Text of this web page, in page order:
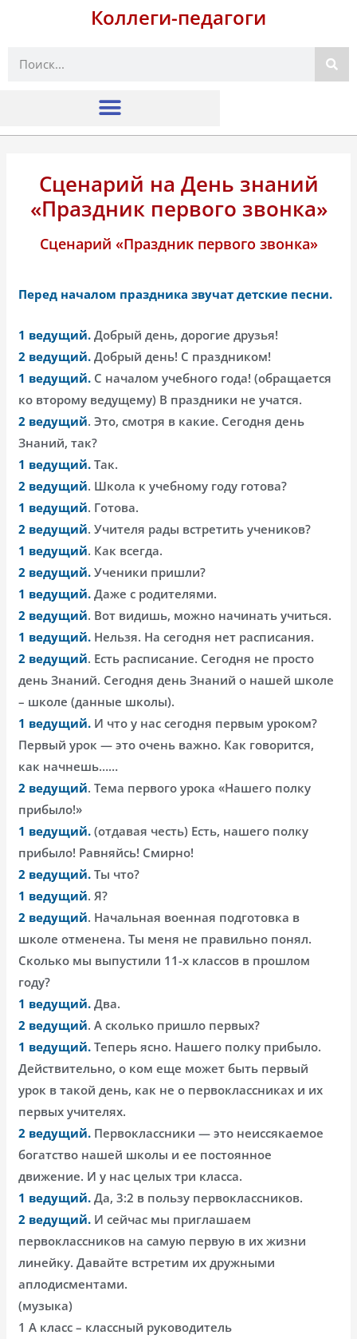
Коллеги-педагоги
Поиск
Сценарий на День знаний
«Праздник первого звонка»
Сценарий «Праздник первого звонка»
Перед началом праздника звучат детские песни.
1 ведущий. Добрый день, дорогие друзья!
2 ведущий. Добрый день! С праздником!
1 ведущий. С началом учебного года! (обращается
ко второму ведущему) В праздники не учатся.
2 ведущий. Это, смотря в какие. Сегодня день
Знаний, так?
1 ведущий. Так.
2 ведущий. Школа к учебному году готова?
1 ведущий. Готова.
2 ведущий. Учителя рады встретить учеников?
1 ведущий. Как всегда.
2 ведущий. Ученики пришли?
1 ведущий. Даже с родителями.
2 ведущий. Вот видишь, можно начинать учиться.
1 ведущий. Нельзя. На сегодня нет расписания.
2 ведущий. Есть расписание. Сегодня не просто
день Знаний. Сегодня день Знаний о нашей школе
– школе (данные школы).
1 ведущий. И что у нас сегодня первым уроком?
Первый урок — это очень важно. Как говорится,
как начнешь……
2 ведущий. Тема первого урока «Нашего полку
прибыло!»
1 ведущий. (отдавая честь) Есть, нашего полку
прибыло! Равняйсь! Смирно!
2 ведущий. Ты что?
1 ведущий. Я?
2 ведущий. Начальная военная подготовка в
школе отменена. Ты меня не правильно понял.
Сколько мы выпустили 11-х классов в прошлом
году?
1 ведущий. Два.
2 ведущий. А сколько пришло первых?
1 ведущий. Теперь ясно. Нашего полку прибыло.
Действительно, о ком еще может быть первый
урок в такой день, как не о первоклассниках и их
первых учителях.
2 ведущий. Первоклассники — это неиссякаемое
богатство нашей школы и ее постоянное
движение. И у нас целых три класса.
1 ведущий. Да, 3:2 в пользу первоклассников.
2 ведущий. И сейчас мы приглашаем
первоклассников на самую первую в их жизни
линейку. Давайте встретим их дружными
аплодисментами.
(музыка)
1 А класс – классный руководитель